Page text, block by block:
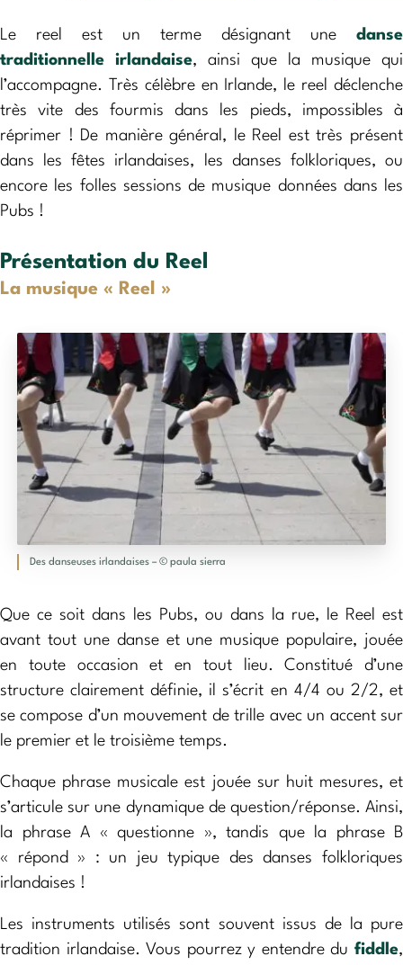
Le reel est un terme désignant une danse
traditionnelle irlandaise, ainsi que la musique qui
l’accompagne. Très célèbre en Irlande, le reel déclenche
très vite des fourmis dans les pieds, impossibles à
réprimer ! De manière général, le Reel est très présent
dans les fêtes irlandaises, les danses folkloriques, ou
encore les folles sessions de musique données dans les
Pubs !
Présentation du Reel
La musique « Reel »
Des danseuses irlandaises – © paula sierra
Que ce soit dans les Pubs, ou dans la rue, le Reel est
avant tout une danse et une musique populaire, jouée
en toute occasion et en tout lieu. Constitué d’une
structure clairement définie, il s’écrit en 4/4 ou 2/2, et
se compose d’un mouvement de trille avec un accent sur
le premier et le troisième temps.
Chaque phrase musicale est jouée sur huit mesures, et
s’articule sur une dynamique de question/réponse. Ainsi,
la phrase A « questionne », tandis que la phrase B
« répond » : un jeu typique des danses folkloriques
irlandaises !
Les instruments utilisés sont souvent issus de la pure
tradition irlandaise. Vous pourrez y entendre du fiddle,